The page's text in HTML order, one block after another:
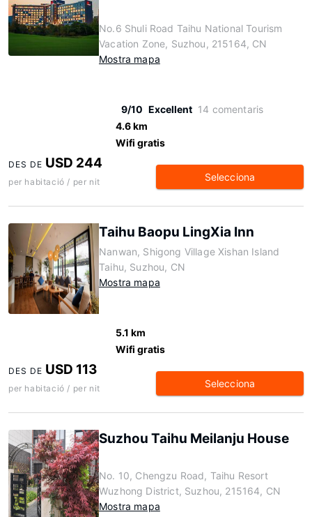
No.6 Shuli Road Taihu National Tourism
Vacation Zone, Suzhou, 215164, CN
Mostra mapa
9/10 Excellent 14 comentaris
4.6 km
Wifi gratis
DES DE USD 244
per habitació / per nit Selecciona
Taihu Baopu LingXia Inn
Nanwan, Shigong Village Xishan Island
Taihu, Suzhou, CN
Mostra mapa
5.1 km
Wifi gratis
DES DE USD 113
per habitació / per nit Selecciona
Suzhou Taihu Meilanju House
No. 10, Chengzu Road, Taihu Resort
Wuzhong District, Suzhou, 215164, CN
Mostra mapa